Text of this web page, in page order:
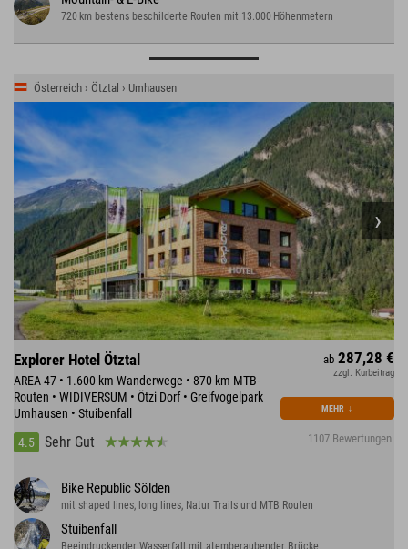
720 km bestens beschilderte Routen mit 13.000 Höhenmetern
Österreich › Ötztal › Umhausen
Explorer Hotel Ötztal
AREA 47 • 1.600 km Wanderwege • 870 km MTB-
Routen • WIDIVERSUM • Ötzi Dorf • Greifvogelpark
Umhausen • Stuibenfall
4.5
Sehr Gut 1107 Bewertungen
ab 287,28 €
zzgl. Kurbeitrag
MEHR ↓
Bike Republic Sölden
mit shaped lines, long lines, Natur Trails und MTB Routen
Stuibenfall
Beeindruckender Wasserfall mit atemberaubender Brücke